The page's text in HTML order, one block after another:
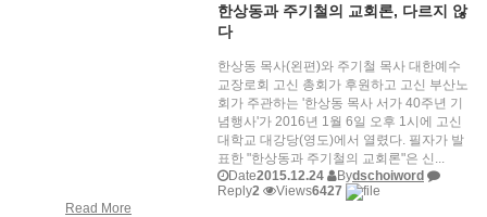
한상동과 주기철의 교회론, 다르지 않
다
한상동 목사(왼편)와 주기철 목사 대한예수
교장로회 고신 총회가 후원하고 고신 부산노
회가 주관하는 '한상동 목사 서가 40주년 기
념행사'가 2016년 1월 6일 오후 1시에 고신
대학교 대강당(영도)에서 열렸다. 필자가 발
표한 "한상동과 주기철의 교회론"은 신...
Date2015.12.24 Bydschoiword
Reply2 Views6427
Read More